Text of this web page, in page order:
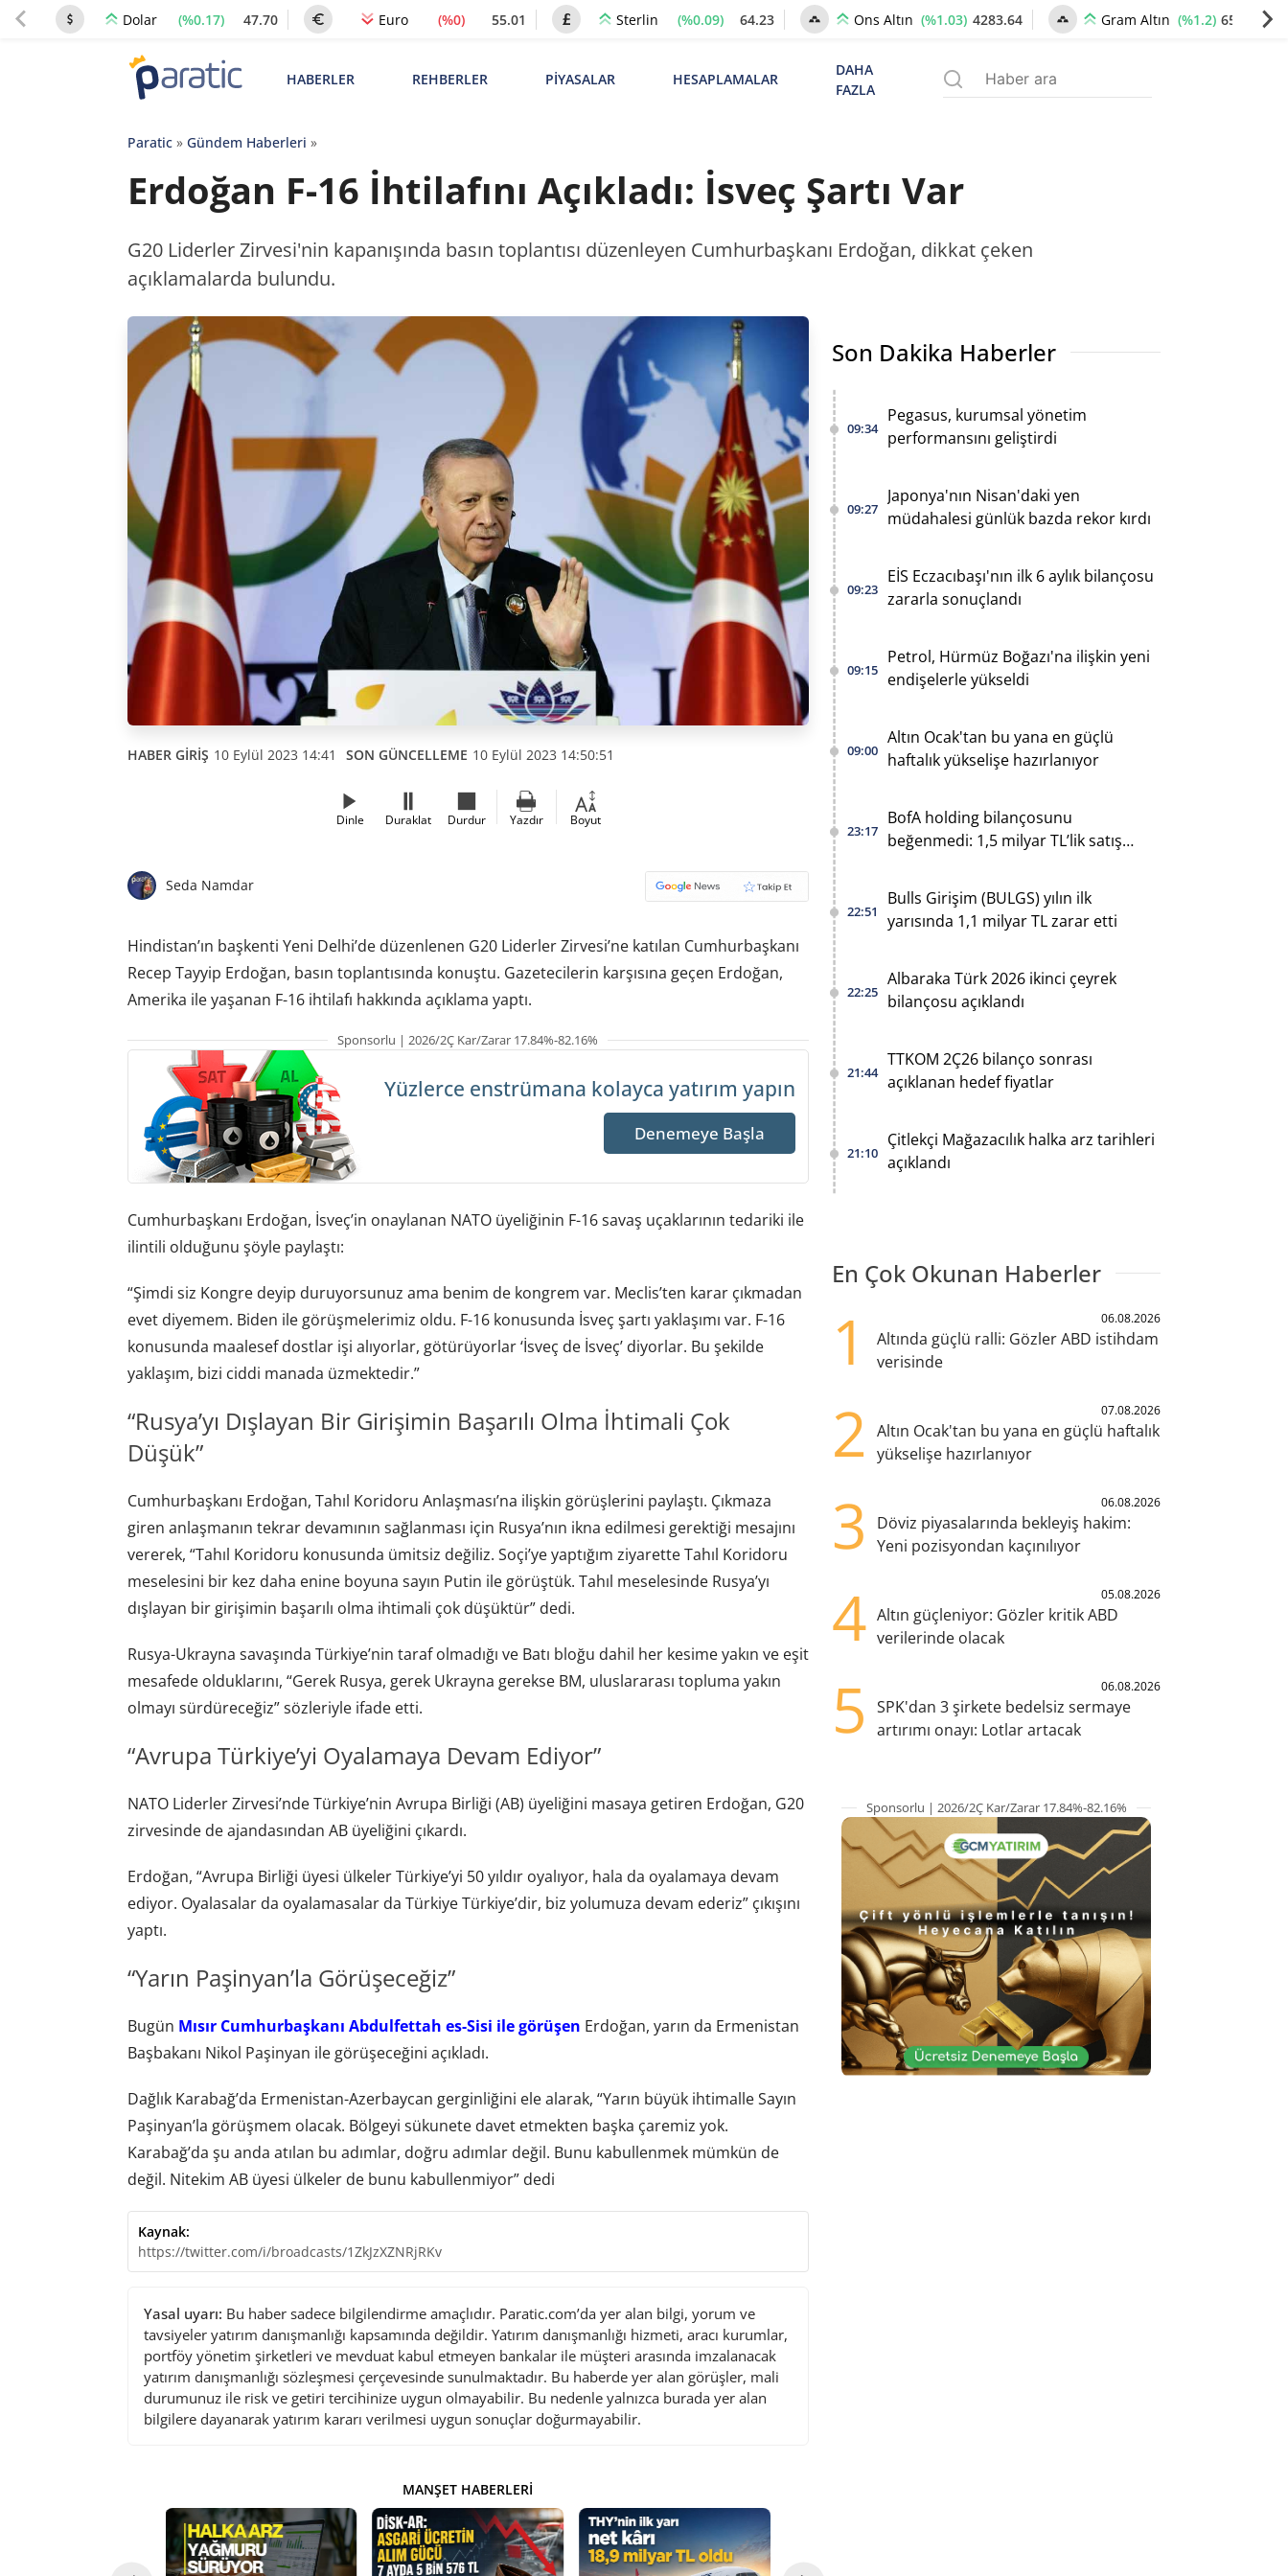
Dolar (%0.17) 47.70 Euro (%0) 55.01 Sterlin (%0.09) 64.23 Ons Altın (%1.03) 4283.64 Gram Altın (%1.2) 6570.52
HABERLER REHBERLER PİYASALAR HESAPLAMALAR
DAHA
FAZLA
Paratic» Gündem Haberleri »
Erdoğan F-16 İhtilafını Açıkladı: İsveç Şartı Var
G20 Liderler Zirvesi'nin kapanışında basın toplantısı düzenleyen Cumhurbaşkanı Erdoğan, dikkat çeken
açıklamalarda bulundu.
HABER GİRİŞ 10 Eylül 2023 14:41 SON GÜNCELLEME 10 Eylül 2023 14:50:51
Dinle Duraklat Durdur Yazdır Boyut
Seda Namdar
Hindistan’ın başkenti Yeni Delhi’de düzenlenen G20 Liderler Zirvesi’ne katılan Cumhurbaşkanı
Recep Tayyip Erdoğan, basın toplantısında konuştu. Gazetecilerin karşısına geçen Erdoğan,
Amerika ile yaşanan F-16 ihtilafı hakkında açıklama yaptı.
Sponsorlu | 2026/2Ç Kar/Zarar 17.84%-82.16%
Yüzlerce enstrümana kolayca yatırım yapın
Denemeye Başla
Cumhurbaşkanı Erdoğan, İsveç’in onaylanan NATO üyeliğinin F-16 savaş uçaklarının tedariki ile
ilintili olduğunu şöyle paylaştı:
“Şimdi siz Kongre deyip duruyorsunuz ama benim de kongrem var. Meclis’ten karar çıkmadan
evet diyemem. Biden ile görüşmelerimiz oldu. F-16 konusunda İsveç şartı yaklaşımı var. F-16
konusunda maalesef dostlar işi alıyorlar, götürüyorlar ‘İsveç de İsveç’ diyorlar. Bu şekilde
yaklaşım, bizi ciddi manada üzmektedir.”
“Rusya’yı Dışlayan Bir Girişimin Başarılı Olma İhtimali Çok
Düşük”
Cumhurbaşkanı Erdoğan, Tahıl Koridoru Anlaşması’na ilişkin görüşlerini paylaştı. Çıkmaza
giren anlaşmanın tekrar devamının sağlanması için Rusya’nın ikna edilmesi gerektiği mesajını
vererek, “Tahıl Koridoru konusunda ümitsiz değiliz. Soçi’ye yaptığım ziyarette Tahıl Koridoru
meselesini bir kez daha enine boyuna sayın Putin ile görüştük. Tahıl meselesinde Rusya’yı
dışlayan bir girişimin başarılı olma ihtimali çok düşüktür” dedi.
Rusya-Ukrayna savaşında Türkiye’nin taraf olmadığı ve Batı bloğu dahil her kesime yakın ve eşit
mesafede olduklarını, “Gerek Rusya, gerek Ukrayna gerekse BM, uluslararası topluma yakın
olmayı sürdüreceğiz” sözleriyle ifade etti.
“Avrupa Türkiye’yi Oyalamaya Devam Ediyor”
NATO Liderler Zirvesi’nde Türkiye’nin Avrupa Birliği (AB) üyeliğini masaya getiren Erdoğan, G20
zirvesinde de ajandasından AB üyeliğini çıkardı.
Erdoğan, “Avrupa Birliği üyesi ülkeler Türkiye’yi 50 yıldır oyalıyor, hala da oyalamaya devam
ediyor. Oyalasalar da oyalamasalar da Türkiye Türkiye’dir, biz yolumuza devam ederiz” çıkışını
yaptı.
“Yarın Paşinyan’la Görüşeceğiz”
Bugün Mısır Cumhurbaşkanı Abdulfettah es-Sisi ile görüşen Erdoğan, yarın da Ermenistan
Başbakanı Nikol Paşinyan ile görüşeceğini açıkladı.
Dağlık Karabağ’da Ermenistan-Azerbaycan gerginliğini ele alarak, “Yarın büyük ihtimalle Sayın
Paşinyan’la görüşmem olacak. Bölgeyi sükunete davet etmekten başka çaremiz yok.
Karabağ’da şu anda atılan bu adımlar, doğru adımlar değil. Bunu kabullenmek mümkün de
değil. Nitekim AB üyesi ülkeler de bunu kabullenmiyor” dedi
Kaynak:
https://twitter.com/i/broadcasts/1ZkJzXZNRjRKv
Yasal uyarı: Bu haber sadece bilgilendirme amaçlıdır. Paratic.com’da yer alan bilgi, yorum ve
tavsiyeler yatırım danışmanlığı kapsamında değildir. Yatırım danışmanlığı hizmeti, aracı kurumlar,
portföy yönetim şirketleri ve mevduat kabul etmeyen bankalar ile müşteri arasında imzalanacak
yatırım danışmanlığı sözleşmesi çerçevesinde sunulmaktadır. Bu haberde yer alan görüşler, mali
durumunuz ile risk ve getiri tercihinize uygun olmayabilir. Bu nedenle yalnızca burada yer alan
bilgilere dayanarak yatırım kararı verilmesi uygun sonuçlar doğurmayabilir.
MANŞET HABERLERI
Son Dakika Haberler
09:34
Pegasus, kurumsal yönetim
performansını geliştirdi
09:27
Japonya'nın Nisan'daki yen
müdahalesi günlük bazda rekor kırdı
09:23
EİS Eczacıbaşı'nın ilk 6 aylık bilançosu
zararla sonuçlandı
09:15
Petrol, Hürmüz Boğazı'na ilişkin yeni
endişelerle yükseldi
09:00
Altın Ocak'tan bu yana en güçlü
haftalık yükselişe hazırlanıyor
23:17
BofA holding bilançosunu
beğenmedi: 1,5 milyar TL’lik satış
22:51
Bulls Girişim (BULGS) yılın ilk
yarısında 1,1 milyar TL zarar etti
22:25
Albaraka Türk 2026 ikinci çeyrek
bilançosu açıklandı
21:44
TTKOM 2Ç26 bilanço sonrası
açıklanan hedef fiyatlar
21:10
Çitlekçi Mağazacılık halka arz tarihleri
açıklandı
En Çok Okunan Haberler
1 06.08.2026
Altında güçlü ralli: Gözler ABD istihdam
verisinde
2 07.08.2026
Altın Ocak'tan bu yana en güçlü haftalık
yükselişe hazırlanıyor
3 06.08.2026
Döviz piyasalarında bekleyiş hakim:
Yeni pozisyondan kaçınılıyor
4 05.08.2026
Altın güçleniyor: Gözler kritik ABD
verilerinde olacak
5 06.08.2026
SPK'dan 3 şirkete bedelsiz sermaye
artırımı onayı: Lotlar artacak
Sponsorlu | 2026/2Ç Kar/Zarar 17.84%-82.16%